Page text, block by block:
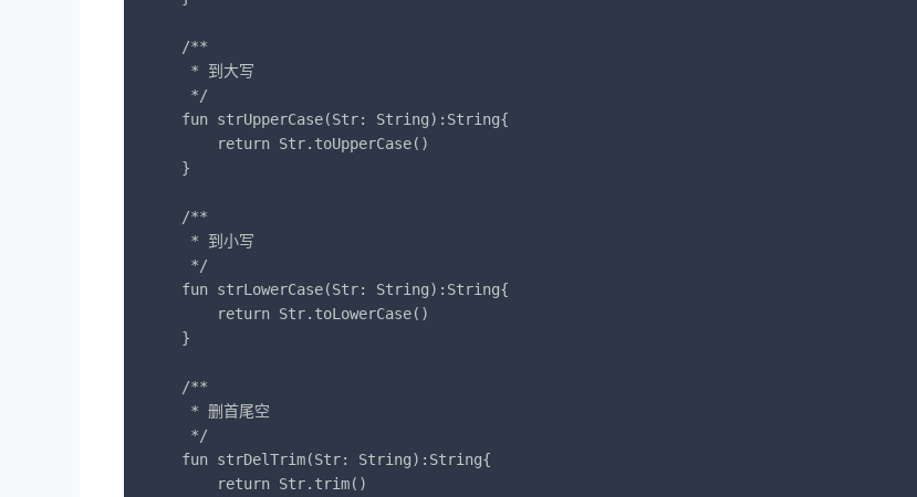
    /**
     * 到大写
     */
    fun strUpperCase(Str: String):String{
        return Str.toUpperCase()
    }
    /**
     * 到小写
     */
    fun strLowerCase(Str: String):String{
        return Str.toLowerCase()
    }
    /**
     * 删首尾空
     */
    fun strDelTrim(Str: String):String{
        return Str.trim()